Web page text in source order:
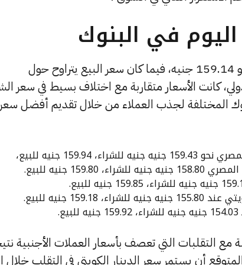
في البنوك
في بنك مصر، بلغ سعر شراء الدينار الكويتي نحو 159.14 جنيه، فيما كان سعر البيع يتراوح حول
كانت الأسعار متقاربة مع اختلاف بسيط في سعر
المختلفة لجذب العملاء من خلال تقديم أفضل سعر
جنيه للبيع،
جنيه للبيع.
جنيه للبيع.
التقلبات التي تعصف بأسعار العملات الأجنبية
أن يستمر سعر الدينار الكويتي في التقلب خلال